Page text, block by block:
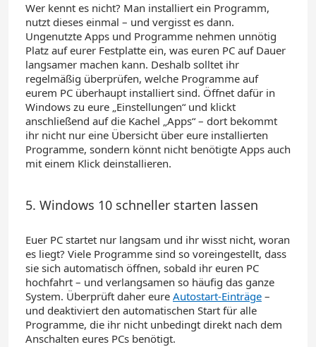
Wer kennt es nicht? Man installiert ein Programm,
nutzt dieses einmal – und vergisst es dann.
Ungenutzte Apps und Programme nehmen unnötig
Platz auf eurer Festplatte ein, was euren PC auf Dauer
langsamer machen kann. Deshalb solltet ihr
regelmäßig überprüfen, welche Programme auf
eurem PC überhaupt installiert sind. Öffnet dafür in
Windows zu eure „Einstellungen“ und klickt
anschließend auf die Kachel „Apps“ – dort bekommt
ihr nicht nur eine Übersicht über eure installierten
Programme, sondern könnt nicht benötigte Apps auch
mit einem Klick deinstallieren.
5. Windows 10 schneller starten lassen
Euer PC startet nur langsam und ihr wisst nicht, woran
es liegt? Viele Programme sind so voreingestellt, dass
sie sich automatisch öffnen, sobald ihr euren PC
hochfahrt – und verlangsamen so häufig das ganze
System. Überprüft daher eure Autostart-Einträge –
und deaktiviert den automatischen Start für alle
Programme, die ihr nicht unbedingt direkt nach dem
Anschalten eures PCs benötigt.